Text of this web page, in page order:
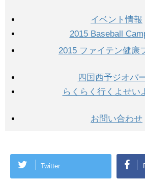
イベント情報
2015 Baseball
2015 ファイテン健康
四国西予ジオパ
らくらく行くよせい
お問い合わせ
Twitter